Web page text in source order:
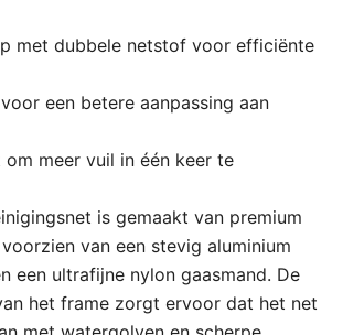
met dubbele netstof voor efficiënte
een betere aanpassing aan
meer vuil in één keer te
is gemaakt van premium
van een stevig aluminium
een ultrafijne nylon gaasmand. De
het frame zorgt ervoor dat het net